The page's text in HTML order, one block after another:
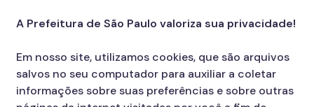
LinkedIn da Prefeitura de São Paulo
TikTok da Prefeitura de São Paulo
YouTube da Prefeitura de São Paulo
X da Prefeitura de São Paulo
Instagram da Prefeitura de São Paulo
Facebook da Prefeitura de São Paulo
Diário Oficial
A Prefeitura de São Paulo valoriza sua privacidade!
Em nosso site, utilizamos cookies, que são arquivos
salvos no seu computador para auxiliar a coletar
informações sobre suas preferências e sobre outras